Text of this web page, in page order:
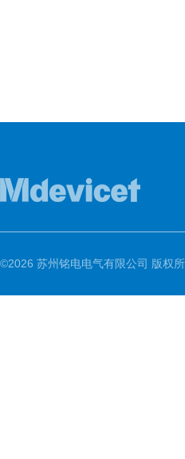
©2026 苏州铭电电气有限公司 版权